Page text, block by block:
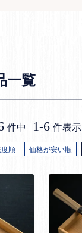
一覧
順 価格が安い順
件中 1-6 件表示